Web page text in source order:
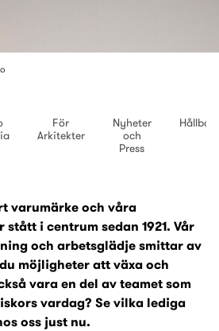
För
Arkitekter
Nyheter
och
Press
varumärke och våra
i centrum sedan 1921. Vår
och arbetsglädje smittar av
möjligheter att växa och
vara en del av teamet som
vardag? Se vilka lediga
oss just nu.